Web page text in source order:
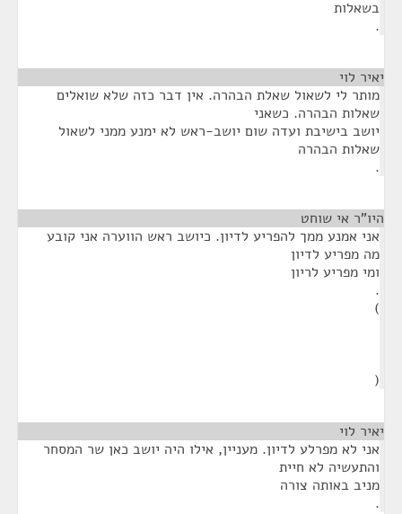
בשאלות
.
יאיר לוי
מותר לי לשאול שאלת הבהרה. אין דבר כזה שלא שואלים
שאלות הבהרה. כשאני
יושב בישיבת ועדה שום יושב-ראש לא ימנע ממני לשאול
שאלות הבהרה
.
היו"ר אי שוחט
אני אמנע ממך להפריע לדיון. כיושב ראש הווערה אני קובע
מה מפריע לדיון
ומי מפריע לריון
.
)
(
יאיר לוי
אני לא מפרלע לדיון. מעניין, אילו היה יושב כאן שר המסחר
והתעשיה לא חיית
מניב באותה צורה
.